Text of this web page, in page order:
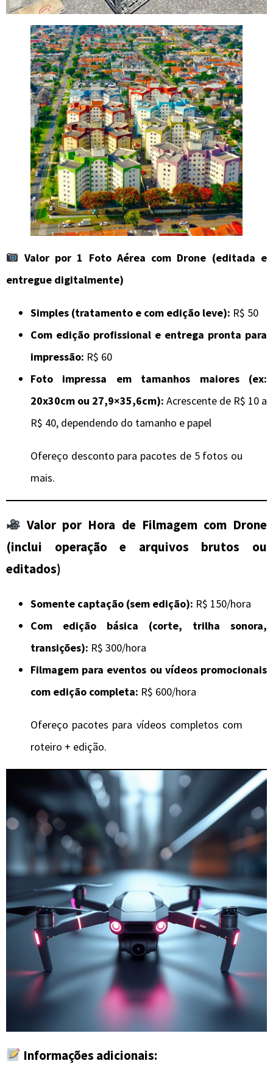
Valor por 1 Foto Aérea com Drone (editada e
entregue digitalmente)
Simples (tratamento e com edição leve): R$ 50
Com edição profissional e entrega pronta para
impressão: R$ 60
Foto impressa em tamanhos maiores (ex:
20x30cm ou 27,9×35,6cm): Acrescente de R$ 10 a
R$ 40, dependendo do tamanho e papel
Ofereço desconto para pacotes de 5 fotos ou
mais.
Valor por Hora de Filmagem com Drone
(inclui operação e arquivos brutos ou
editados)
Somente captação (sem edição): R$ 150/hora
Com edição básica (corte, trilha sonora,
transições): R$ 300/hora
Filmagem para eventos ou vídeos promocionais
com edição completa: R$ 600/hora
Ofereço pacotes para vídeos completos com
roteiro + edição.
Informações adicionais: